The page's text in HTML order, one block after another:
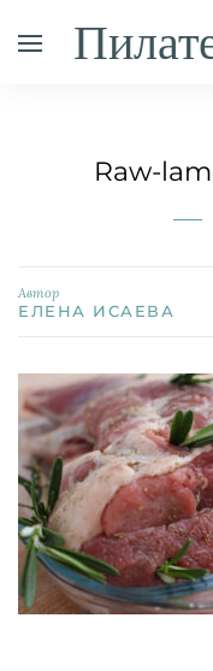
Raw-
Автор
ЕЛЕНА ИСАЕВА